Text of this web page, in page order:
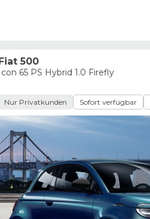
500
Icon 65 PS Hybrid 1.0 Firefly
Nur Privatkunden Sofort verfügbar